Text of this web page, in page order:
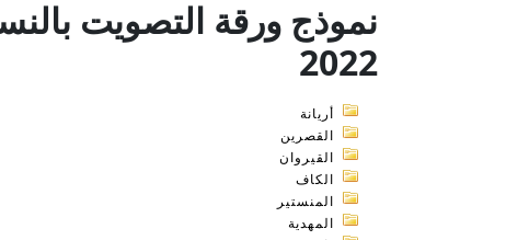
نموذج ورقة التصويت
2022
أريانة
القصرين
القيروان
الكاف
المنستير
المهدية